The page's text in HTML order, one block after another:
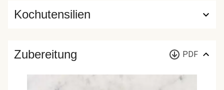
Kochutensilien
Zubereitung PDF